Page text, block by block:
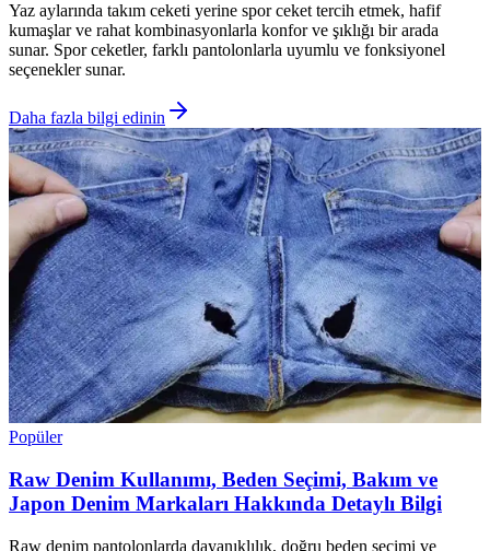
Yaz aylarında takım ceketi yerine spor ceket tercih etmek, hafif
kumaşlar ve rahat kombinasyonlarla konfor ve şıklığı bir arada
sunar. Spor ceketler, farklı pantolonlarla uyumlu ve fonksiyonel
seçenekler sunar.
Daha fazla bilgi edinin
Popüler
Raw Denim Kullanımı, Beden Seçimi, Bakım ve
Japon Denim Markaları Hakkında Detaylı Bilgi
Raw denim pantolonlarda dayanıklılık, doğru beden seçimi ve